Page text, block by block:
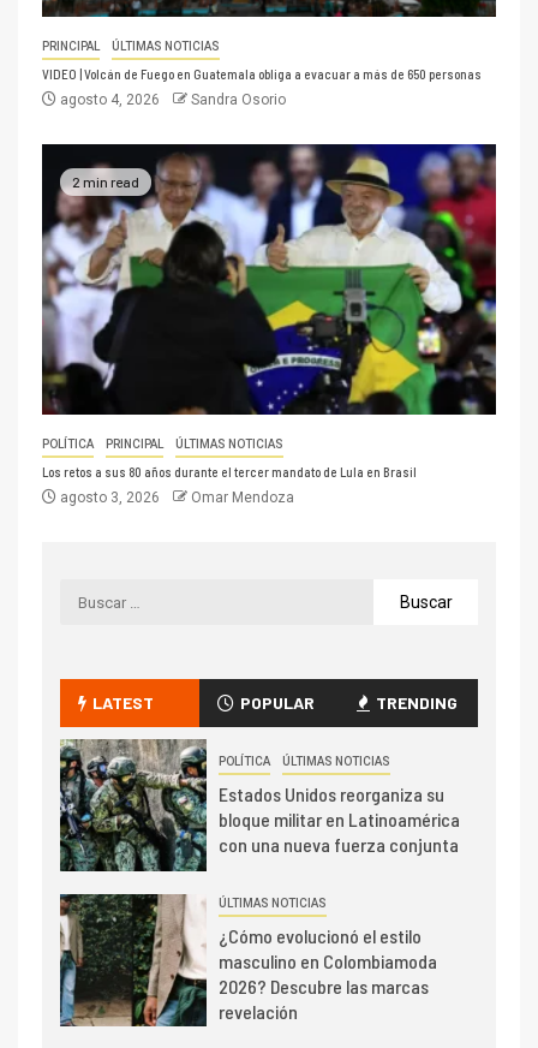
PRINCIPAL ÚLTIMAS NOTICIAS
VIDEO | Volcán de Fuego en Guatemala obliga a evacuar a más de 650 personas
agosto 4, 2026 Sandra Osorio
2 min read
POLÍTICA PRINCIPAL ÚLTIMAS NOTICIAS
Los retos a sus 80 años durante el tercer mandato de Lula en Brasil
agosto 3, 2026 Omar Mendoza
LATEST POPULAR TRENDING
POLÍTICA ÚLTIMAS NOTICIAS
Estados Unidos reorganiza su
bloque militar en Latinoamérica
con una nueva fuerza conjunta
ÚLTIMAS NOTICIAS
¿Cómo evolucionó el estilo
masculino en Colombiamoda
2026? Descubre las marcas
revelación